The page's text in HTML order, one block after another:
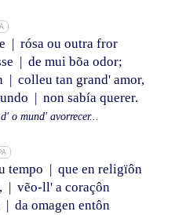
| rósa ou outra fror
| de mui bõa odor;
| colleu tan grand' amor,
| non sabía querer.
d' o mund' avorrecer...
tempo | que en religïôn
| vẽo-ll' a coraçôn
| da omagen entôn